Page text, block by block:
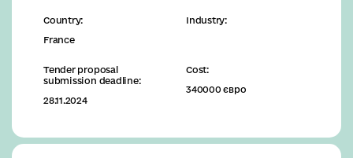
Country:
France
Industry:
Tender proposal
submission deadline:
28.11.2024
Cost:
340000 євро